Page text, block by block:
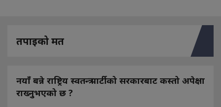
तपाइको मत
नयाँ बन्ने राष्ट्रिय स्वतन्त्र पार्टीको सरकारबाट कस्तो अपेक्षा
राख्नुभएको छ ?